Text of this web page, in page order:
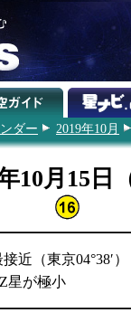
ダー 2019年10月
10月15日
近（東京04°38′）
星が極小